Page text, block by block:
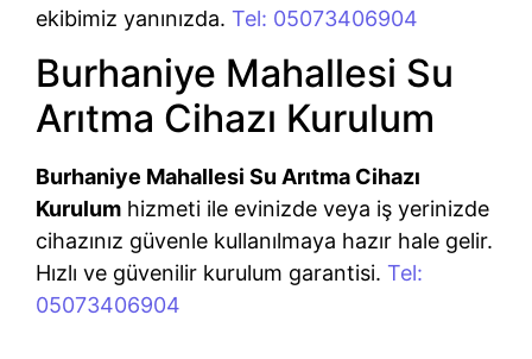
ekibimiz yanınızda. Tel: 05073406904
Burhaniye Mahallesi Su
Arıtma Cihazı Kurulum
Burhaniye Mahallesi Su Arıtma Cihazı
Kurulum hizmeti ile evinizde veya iş yerinizde
cihazınız güvenle kullanılmaya hazır hale gelir.
Hızlı ve güvenilir kurulum garantisi. Tel:
05073406904